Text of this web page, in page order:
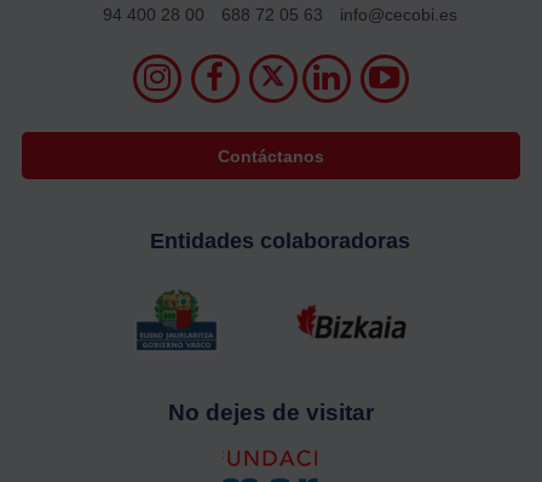
94 400 28 00
688 72 05 63 info@cecobi.es
Contáctanos
Entidades colaboradoras
No dejes de visitar